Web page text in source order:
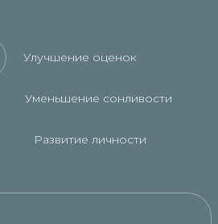
Улучшение оценок
Уменьшение сонливости
Развитие личности